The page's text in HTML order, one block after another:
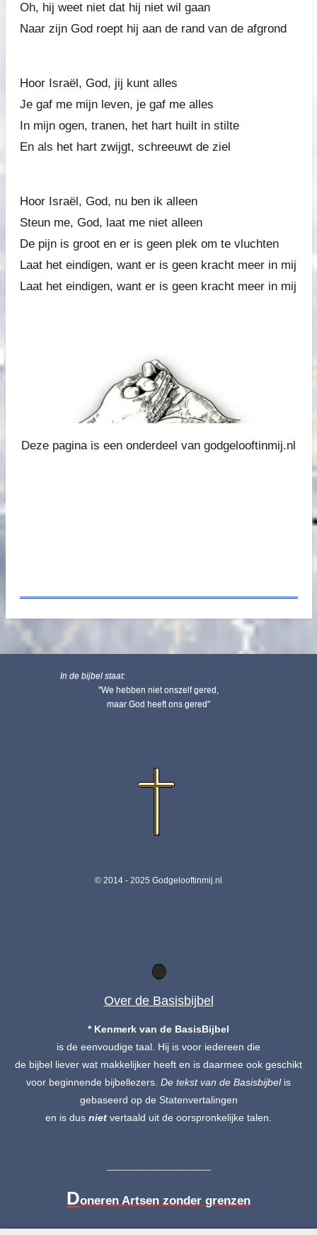
Oh, hij weet niet dat hij niet wil gaan
Naar zijn God roept hij aan de rand van de afgrond
Hoor Israël, God, jij kunt alles
Je gaf me mijn leven, je gaf me alles
In mijn ogen, tranen, het hart huilt in stilte
En als het hart zwijgt, schreeuwt de ziel
Hoor Israël, God, nu ben ik alleen
Steun me, God, laat me niet alleen
De pijn is groot en er is geen plek om te vluchten
Laat het eindigen, want er is geen kracht meer in mij
Laat het eindigen, want er is geen kracht meer in mij
Deze pagina is een onderdeel van godgelooftinmij.nl
In de bijbel staat:
"We hebben niet onszelf gered,
maar God heeft ons gered"
© 2014 - 2025 Godgelooftinmij.nl
Over de Basisbijbel
* Kenmerk van de BasisBijbel
is de eenvoudige taal. Hij is voor iedereen die
de bijbel liever wat makkelijker heeft en is daarmee ook geschikt
voor beginnende bijbellezers. De tekstvan de Basisbijbelis
gebaseerd op de Statenvertalingen
en is dus niet vertaald uit de oorspronkelijke talen.
Doneren Artsen zonder grenzen